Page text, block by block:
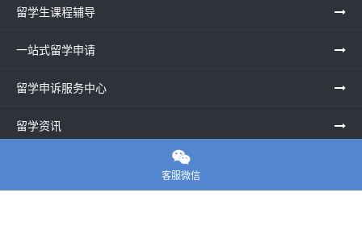
留学生课程辅导
一站式留学申请
留学申诉服务中心
留学资讯

客服微信